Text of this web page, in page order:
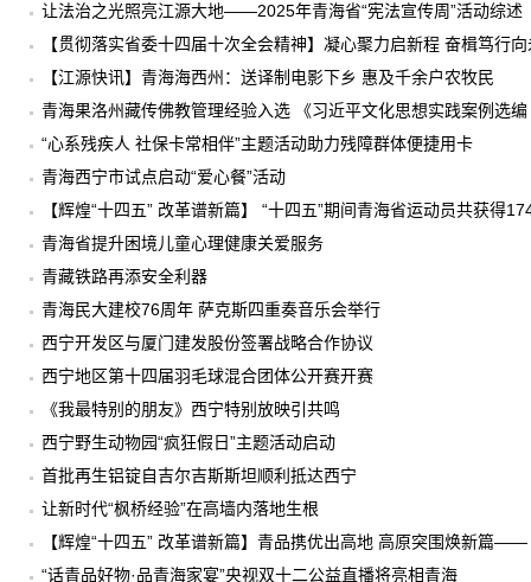
让法治之光照亮江源大地——2025年青海省“宪法宣传周”活动综述
【贯彻落实省委十四届十次全会精神】凝心聚力启新程 奋楫笃行
十四届十次全会精神
【江源快讯】青海海西州：送译制电影下乡 惠及千余户农牧民
青海果洛州藏传佛教管理经验入选 《习近平文化思想实践案例选
“心系残疾人 社保卡常相伴”主题活动助力残障群体便捷用卡
青海西宁市试点启动“爱心餐”活动
【辉煌“十四五” 改革谱新篇】 “十四五”期间青海省运动员共获得
青海省提升困境儿童心理健康关爱服务
青藏铁路再添安全利器
青海民大建校76周年 萨克斯四重奏音乐会举行
西宁开发区与厦门建发股份签署战略合作协议
西宁地区第十四届羽毛球混合团体公开赛开赛
《我最特别的朋友》西宁特别放映引共鸣
西宁野生动物园“疯狂假日”主题活动启动
首批再生铝锭自吉尔吉斯斯坦顺利抵达西宁
让新时代“枫桥经验”在高墙内落地生根
【辉煌“十四五” 改革谱新篇】青品携优出高地 高原突围焕新篇
“话青品好物·品青海家宴”央视双十二公益直播将亮相青海